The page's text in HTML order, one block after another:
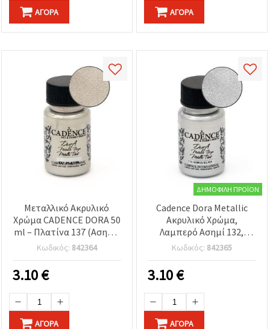
ΑΓΟΡΆ ΑΓΟΡΆ
Μεταλλικό Ακρυλικό
Χρώμα CADENCE DORA 50
ml – Πλατίνα 137 (Ασημί)
Ιριδίζον,
Πολυεπιφανειακό για
καμβά, ξύλο, χαρτί, DIY &
ντεκουπάζ
Κωδικός: 842364
3.10€
ΑΓΟΡΆ
ΔΗΜΟΦΙΛΉ ΠΡΟΪΌΝ
Cadence Dora Metallic
Ακρυλικό Χρώμα,
Λαμπερό Ασημί 132,
Μπουκάλι 50 ml - Υψηλή
Γυαλάδα, Πολλαπλών
Επιφανειών για DIY και
έργα χειροτεχνίας (ασημί
απόχρωση, όχι
πραγματικό ασήμι)
Κωδικός: 842365
3.10€
ΑΓΟΡΆ